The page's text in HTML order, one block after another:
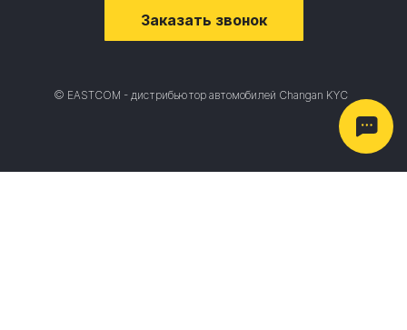
Заказать звонок
© EASTCOM - дистрибьютор автомобилей Changan KYC